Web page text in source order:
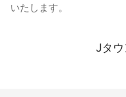
いたします。
Jタ